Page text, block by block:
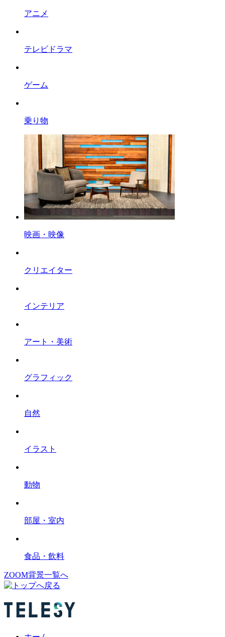
アニメ
テレビドラマ
ゲーム
乗り物
映画・映像
クリエイター
インテリア
アート・美術
グラフィック
自然
イラスト
動物
部屋・室内
食品・飲料
ZOOM背景一覧へ